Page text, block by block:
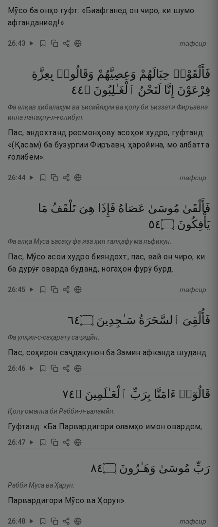
Мӯсо ба онҳо гуфт: «Биафганед он чиро, ки шумо
афганданиед!».
26:43 тафсир
فَأَلْقَوْا۟ حِبَالَهُمْ وَعِصِيَّهُمْ وَقَالُوا۟ بِعِزَّةِ
فِرْعَوْنَ إِنَّا لَنَحْنُ ٱلْغَـٰلِبُونَ ۝٤٤
Фа алқав ҳибалаҳум ва ъисийяҳум ва қолу би ъиззати Фиръавна
инна ланаҳну-л-ғолибун.
Пас, андохтанд ресмонҳову асоҳои худро, гуфтанд:
«(Қасам) ба бузургии Фиръавн, ҳаройина, мо албатта
ғолибем».
26:44 тафсир
فَأَلْقَىٰ مُوسَىٰ عَصَاهُ فَإِذَا هِىَ تَلْقَفُ مَا
يَأْفِكُونَ ۝٤٥
Фа алқа Муса ъасаҳу фа иза ҳия талқафу ма яъфикун.
Пас, Мӯсо асои худро бияндохт, пас, вай он чиро, ки
ба дурӯғ оварда буданд, ногаҳон фурӯ бурд.
26:45 тафсир
فَأُلْقِىَ ٱلسَّحَرَةُ سَـٰجِدِينَ ۝٤٦
Фа улқия-с-саҳарату саҷидӣн.
Пас, соҳирон саҷдакунон ба Замин афканда шуданд.
26:46
قَالُوٓا۟ ءَامَنَّا بِرَبِّ ٱلْعَـٰلَمِينَ ۝٤٧
Қолу оманна би Рабби-л-ъаламӣн.
Гуфтанд: «Ба Парвардигори оламҳо имон овардем,
26:47
رَبِّ مُوسَىٰ وَهَـٰرُونَ ۝٤٨
Рабби Муса ва Ҳарун.
Парвардигори Мӯсо ва Ҳорун».
26:48 тафсир